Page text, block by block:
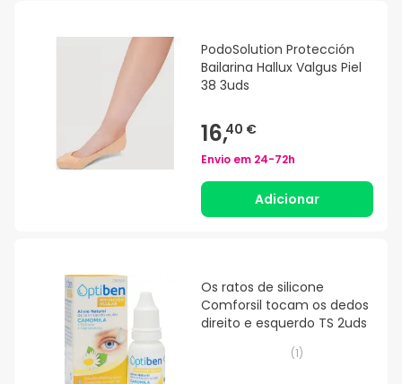
PodoSolution Protección
Bailarina Hallux Valgus Piel
38 3uds
16,40 €
Envio em 24-72h
Adicionar
Os ratos de silicone
Comforsil tocam os dedos
direito e esquerdo TS 2uds
(1)